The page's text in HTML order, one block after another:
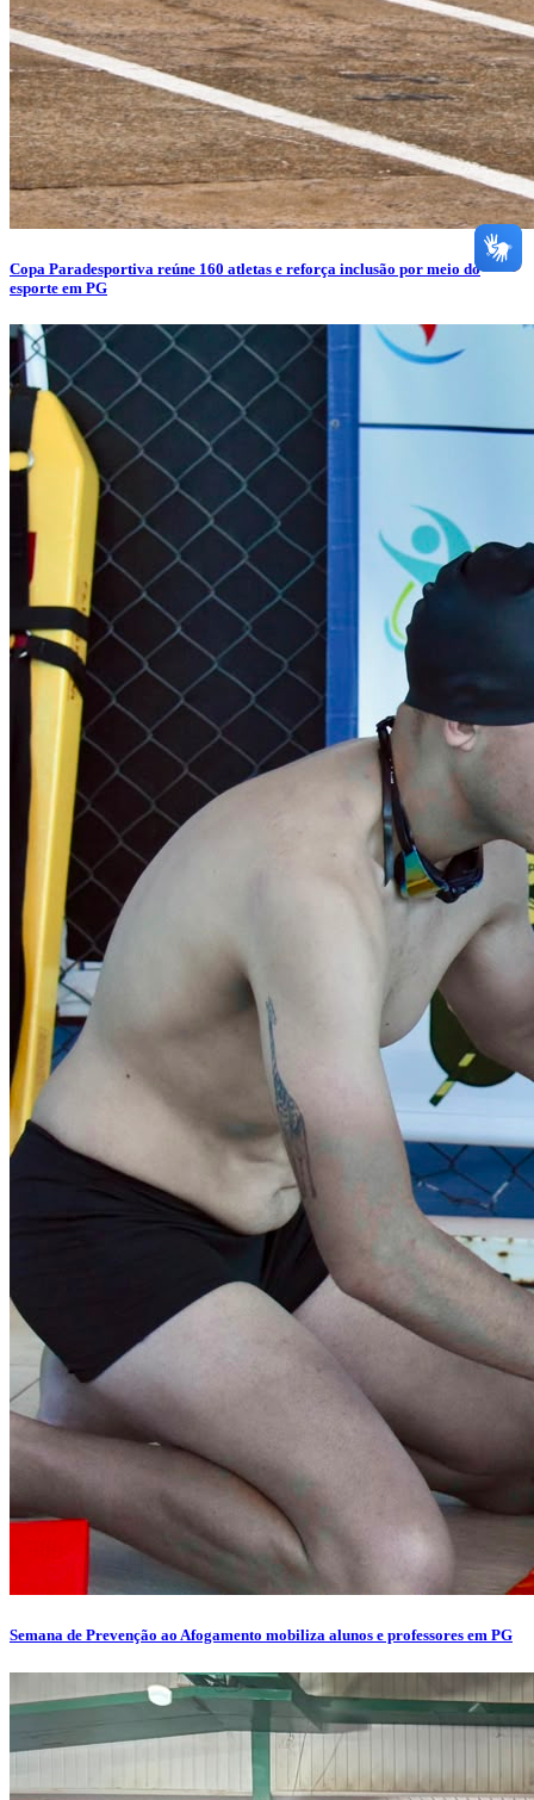
Copa Paradesportiva reúne 160 atletas e reforça inclusão por meio do
esporte em PG
Semana de Prevenção ao Afogamento mobiliza alunos e professores em PG